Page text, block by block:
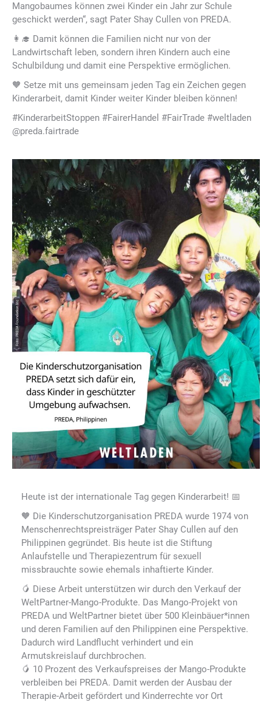
Mangobaumes können zwei Kinder ein Jahr zur Schule
geschickt werden“, sagt Pater Shay Cullen von PREDA.
👩‍🎓 Damit können die Familien nicht nur von der
Landwirtschaft leben, sondern ihren Kindern auch eine
Schulbildung und damit eine Perspektive ermöglichen.
🧡 Setze mit uns gemeinsam jeden Tag ein Zeichen gegen
Kinderarbeit, damit Kinder weiter Kinder bleiben können!
#KinderarbeitStoppen #FairerHandel #FairTrade #weltladen
@preda.fairtrade
Heute ist der internationale Tag gegen Kinderarbeit! 📅
🧡 Die Kinderschutzorganisation PREDA wurde 1974 von
Menschenrechtspreisträger Pater Shay Cullen auf den
Philippinen gegründet. Bis heute ist die Stiftung
Anlaufstelle und Therapiezentrum für sexuell
missbrauchte sowie ehemals inhaftierte Kinder.
🥭 Diese Arbeit unterstützen wir durch den Verkauf der
WeltPartner-Mango-Produkte. Das Mango-Projekt von
PREDA und WeltPartner bietet über 500 Kleinbäuer*innen
und deren Familien auf den Philippinen eine Perspektive.
Dadurch wird Landflucht verhindert und ein
Armutskreislauf durchbrochen.
🥭 10 Prozent des Verkaufspreises der Mango-Produkte
verbleiben bei PREDA. Damit werden der Ausbau der
Therapie-Arbeit gefördert und Kinderrechte vor Ort